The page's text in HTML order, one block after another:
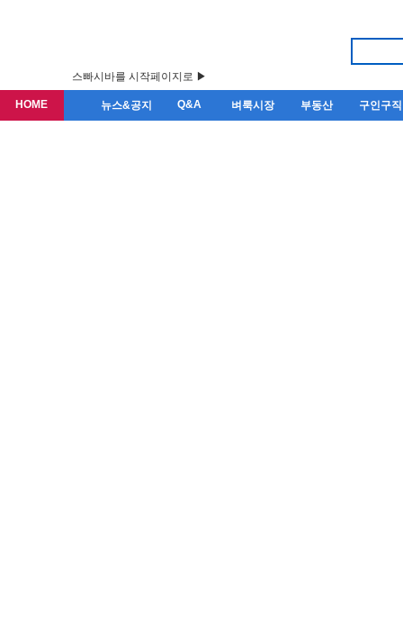
스빠시바를 시작페이지로 ▶
HOME 뉴스&공지 Q&A 벼룩시장 부동산 구인구직